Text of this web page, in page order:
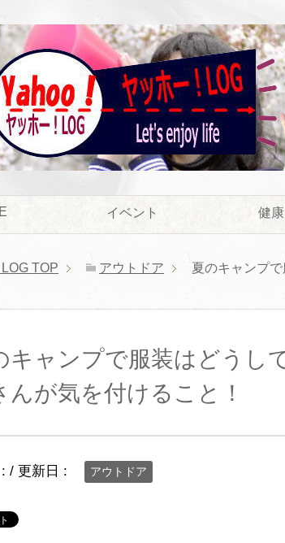
イベント 健康
TOP アウトドア 夏のキャンプ
キャンプで服装はどうし
んが気を付けること！
/ 更新日 : アウトドア